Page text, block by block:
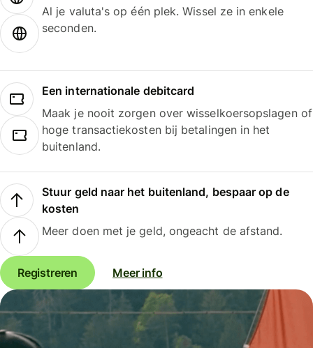
Al je valuta's op één plek. Wissel ze in enkele
seconden.
Een internationale debitcard
Maak je nooit zorgen over wisselkoersopslagen of
hoge transactiekosten bij betalingen in het
buitenland.
Stuur geld naar het buitenland, bespaar op de
kosten
Meer doen met je geld, ongeacht de afstand.
Registreren Meer info